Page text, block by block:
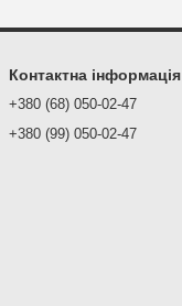
Контактна інформація
+380 (68) 050-02-47
+380 (99) 050-02-47